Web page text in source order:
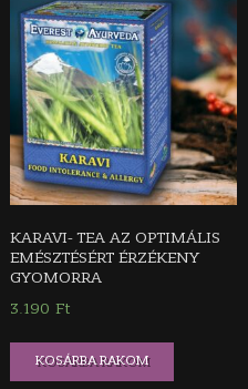
KARAVI- TEA AZ OPTIMÁLIS
EMÉSZTÉSÉRT ÉRZÉKENY
GYOMORRA
3.190 Ft
KOSÁRBA RAKOM